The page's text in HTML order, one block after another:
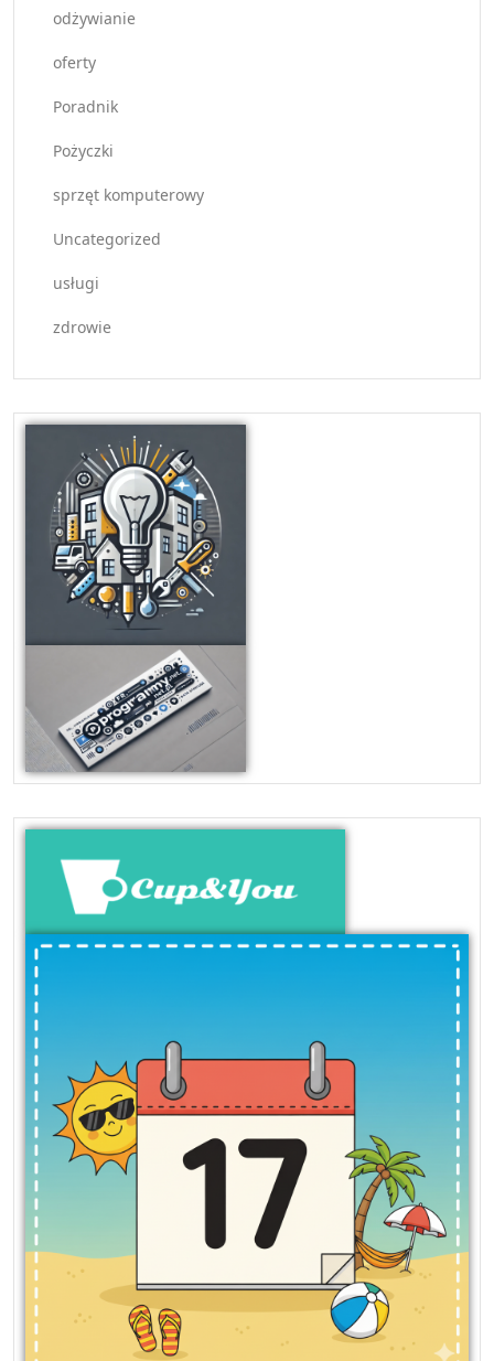
odżywianie
oferty
Poradnik
Pożyczki
sprzęt komputerowy
Uncategorized
usługi
zdrowie